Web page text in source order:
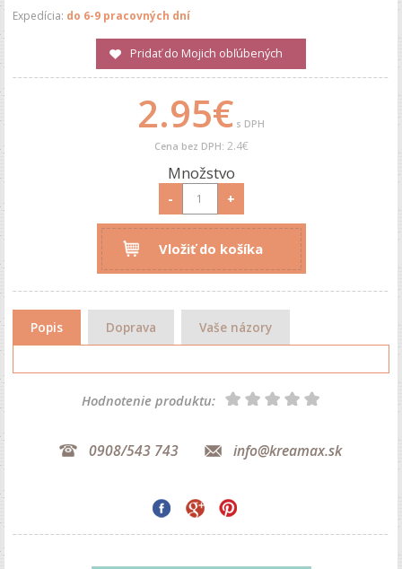
Expedícia: do 6-9 pracovných dní
Pridať do Mojich obľúbených
2.95€ s DPH
Cena bez DPH: 2.4€
Množstvo
- +
Vložiť do košíka
Popis Doprava Vaše názory
Hodnotenie produktu:
0908/543 743 info@kreamax.sk